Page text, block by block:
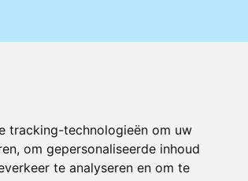
tracking-technologieën om uw
om gepersonaliseerde inhoud
te analyseren en om te